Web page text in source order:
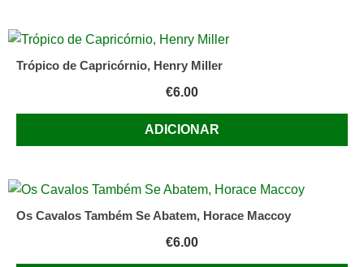
Trópico de Capricórnio, Henry Miller
€6.00
ADICIONAR
Os Cavalos Também Se Abatem, Horace Maccoy
€6.00